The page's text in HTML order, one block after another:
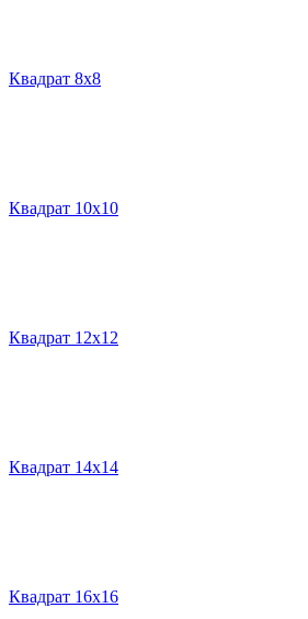
Квадрат 8х8
Квадрат 10х10
Квадрат 12х12
Квадрат 14х14
Квадрат 16х16